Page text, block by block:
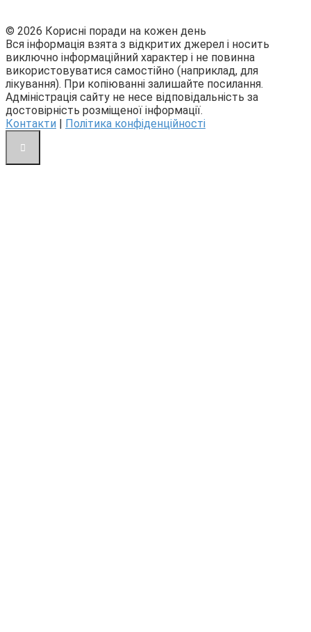
© 2026 Корисні поради на кожен день
Вся інформація взята з відкритих джерел і носить
виключно інформаційний характер і не повинна
використовуватися самостійно (наприклад, для
лікування). При копіюванні залишайте посилання.
Адміністрація сайту не несе відповідальність за
достовірність розміщеної інформації.
Контакти | Політика конфіденційності